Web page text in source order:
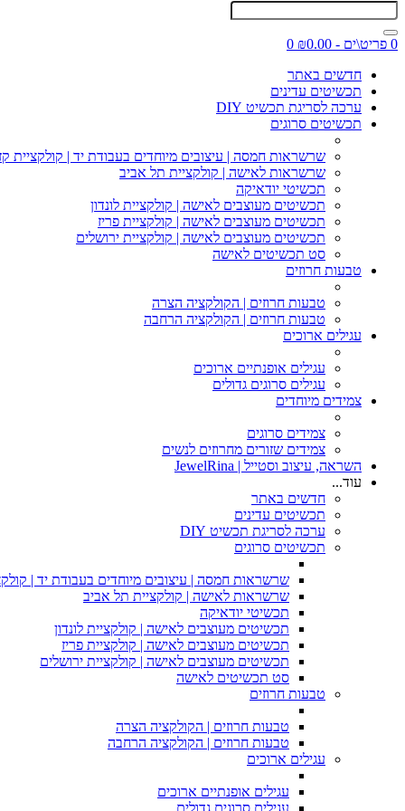
0 פריט\ים - ₪0.00
0
חדשים באתר
תכשיטים עדינים
ערכה לסריגת תכשיט DIY
תכשיטים סרוגים
שרשראות חמסה | עיצובים מיוחדים בעבודת יד | קולקציית
שרשראות לאישה | קולקציית תל אביב
תכשיטי יודאיקה
תכשיטים מעוצבים לאישה | קולקציית לונדון
תכשיטים מעוצבים לאישה | קולקציית פריז
תכשיטים מעוצבים לאישה | קולקציית ירושלים
סט תכשיטים לאישה
טבעות חרוזים
טבעות חרוזים | הקולקציה הצרה
טבעות חרוזים | הקולקציה הרחבה
עגילים ארוכים
עגילים אופנתיים ארוכים
עגילים סרוגים גדולים
צמידים מיוחדים
צמידים סרוגים
צמידים שזורים מחרוזים לנשים
השראה, עיצוב וסטייל | JewelRina
עוד...
חדשים באתר
תכשיטים עדינים
ערכה לסריגת תכשיט DIY
תכשיטים סרוגים
שרשראות חמסה | עיצובים מיוחדים בעבודת יד |
שרשראות לאישה | קולקציית תל אביב
תכשיטי יודאיקה
תכשיטים מעוצבים לאישה | קולקציית לונדון
תכשיטים מעוצבים לאישה | קולקציית פריז
תכשיטים מעוצבים לאישה | קולקציית ירושלים
סט תכשיטים לאישה
טבעות חרוזים
טבעות חרוזים | הקולקציה הצרה
טבעות חרוזים | הקולקציה הרחבה
עגילים ארוכים
עגילים אופנתיים ארוכים
עגילים סרוגים גדולים